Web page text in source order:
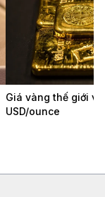
Giá vàng thế giới
USD/ounce